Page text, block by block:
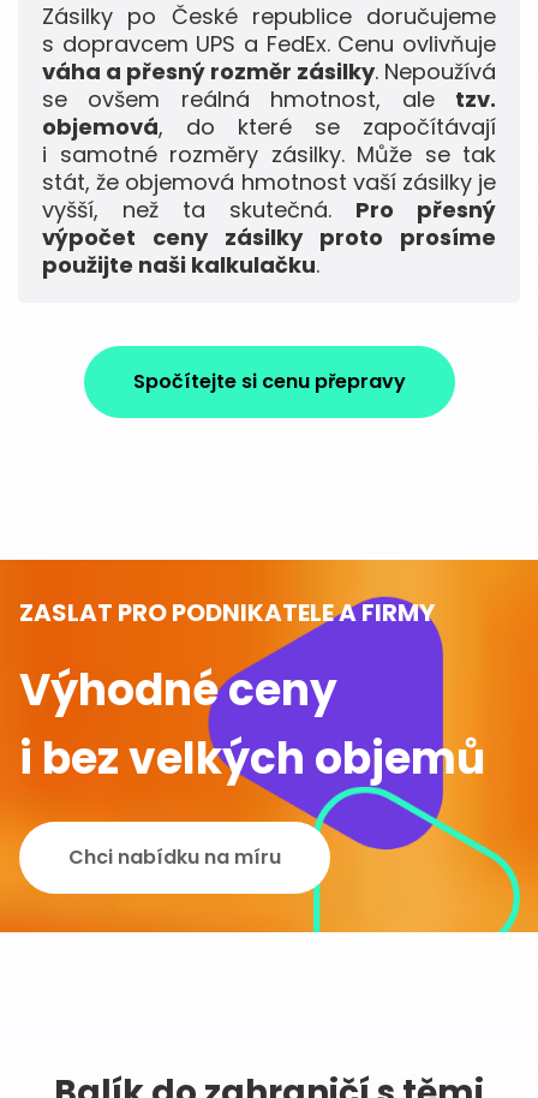
Zásilky po České republice doručujeme
s dopravcem UPS a FedEx. Cenu ovlivňuje
váha a přesný rozměr zásilky. Nepoužívá
se ovšem reálná hmotnost, ale tzv.
objemová, do které se započítávají
i samotné rozměry zásilky. Může se tak
stát, že objemová hmotnost vaší zásilky je
vyšší, než ta skutečná. Pro přesný
výpočet ceny zásilky proto prosíme
použijte naši kalkulačku.
Spočítejte si cenu přepravy
ZASLAT PRO PODNIKATELE A FIRMY
Výhodné ceny
i bez velkých objemů
Chci nabídku na míru